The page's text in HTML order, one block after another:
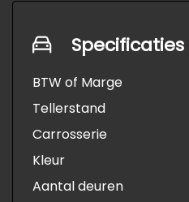
Specificaties
BTW of Marge
Tellerstand
Carrosserie
Kleur
Aantal deuren